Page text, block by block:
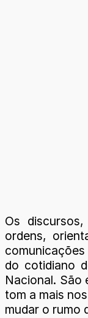
Os
ordens,
do cotidiano
Nacional. São
tom a mais
mudar o rumo